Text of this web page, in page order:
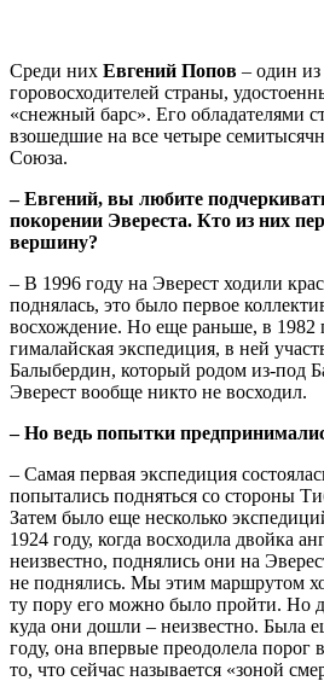
Среди них Евгений Попов – один
горовосходителей страны,
«снежный барс». Его обладателями
взошедшие на все четыре
Союза.
– Евгений, вы любите
покорении Эвереста. Кто из них
вершину?
– В 1996 году на Эверест ходили
поднялась, это было первое
восхождение. Но еще раньше, в 1982
гималайская экспедиция, в ней
Балыбердин, который родом из-под
Эверест вообще никто не восходил.
– Но ведь попытки
– Самая первая экспедиция
попытались подняться со стороны
Затем было еще несколько
1924 году, когда восходила двойка
неизвестно, поднялись они на
не поднялись. Мы этим маршрутом
ту пору его можно было пройти. Но
куда они дошли – неизвестно. Была
году, она впервые преодолела порог
то, что сейчас называется «зоной